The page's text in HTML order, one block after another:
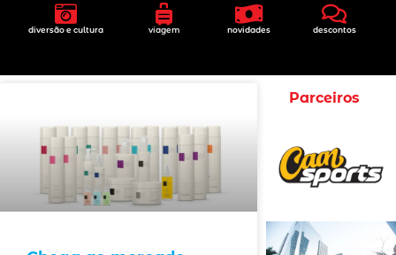
diversão e cultura viagem novidades descontos
Parceiros